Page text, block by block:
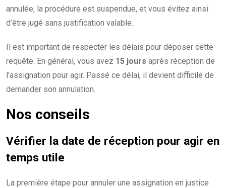
annulée, la procédure est suspendue, et vous évitez ainsi
d’être jugé sans justification valable.
Il est important de respecter les délais pour déposer cette
requête. En général, vous avez 15 jours après réception de
l’assignation pour agir. Passé ce délai, il devient difficile de
demander son annulation.
Nos conseils
Vérifier la date de réception pour agir en
temps utile
La première étape pour annuler une assignation en justice